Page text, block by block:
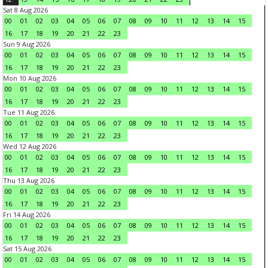
Sat 8 Aug 2026
00
01 02 03 04 05 06 07 08 09 10 11 12 13 14
15
16
17 18 19 20 21 22
23
Sun 9 Aug 2026
00
01 02 03 04 05 06 07 08 09 10 11 12 13 14
15
16
17 18 19 20 21 22
23
Mon 10 Aug 2026
00
01 02 03 04 05 06 07 08 09 10 11 12 13 14
15
16
17 18 19 20 21 22
23
Tue 11 Aug 2026
00
01 02 03 04 05 06 07 08 09 10 11 12 13 14
15
16
17 18 19 20 21 22
23
Wed 12 Aug 2026
00
01 02 03 04 05 06 07 08 09 10 11 12 13 14
15
16
17 18 19 20 21 22
23
Thu 13 Aug 2026
00
01 02 03 04 05 06 07 08 09 10 11 12 13 14
15
16
17 18 19 20 21 22
23
Fri 14 Aug 2026
00
01 02 03 04 05 06 07 08 09 10 11 12 13 14
15
16
17 18 19 20 21 22
23
Sat 15 Aug 2026
00
01 02 03 04 05 06 07 08 09 10 11 12 13 14
15